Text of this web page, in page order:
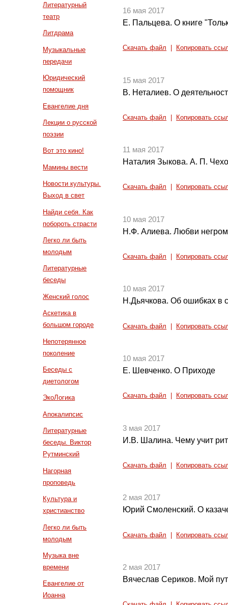
Литературный
театр
Литдрама
Музыкальные
передачи
Юридический
помощник
Евангелие дня
Лекции о русской
поэзии
Вот это кино!
Мамины вести
Новости культуры.
Выход в свет
Найди себя. Как
побороть страсти
Легко ли быть
молодым
Литературные
беседы
Женский голос
Аскетика в
большом городе
Непотерянное
поколение
Беседы с
диетологом
ЭкоЛогика
Апокалипсис
Литературные
беседы. Виктор
Рутминский
Нагорная
проповедь
Культура и
христианство
Легко ли быть
молодым
Музыка вне
времени
Евангелие от
Иоанна
16 мая 2017
Е. Пальцева. О книге
Скачать файл Копировать
15 мая 2017
В. Неталиев. О
Скачать файл Копировать
11 мая 2017
Наталия Зыкова. А. П.
Скачать файл Копировать
10 мая 2017
Н.Ф. Алиева. Любви
Скачать файл Копировать
10 мая 2017
Н.Дьячкова. Об ошибках в
Скачать файл Копировать
10 мая 2017
Е. Шевченко. О Приходе
Скачать файл Копировать
3 мая 2017
И.В. Шалина. Чему учит
Скачать файл Копировать
2 мая 2017
Юрий Смоленский. О
Скачать файл Копировать
2 мая 2017
Вячеслав Сериков. Мой